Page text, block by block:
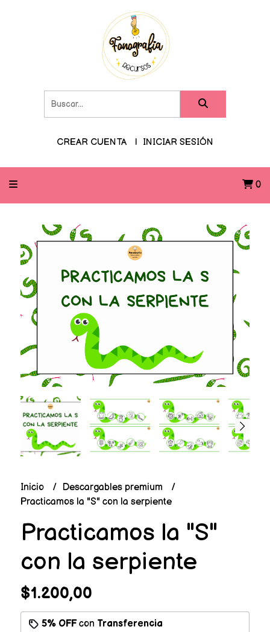
CREAR CUENTA INICIAR SESIÓN
0
Inicio
Descargables premium
Practicamos la "S" con la serpiente
Practicamos la "S"
con la serpiente
$1.200,00
5% OFFcon Transferencia